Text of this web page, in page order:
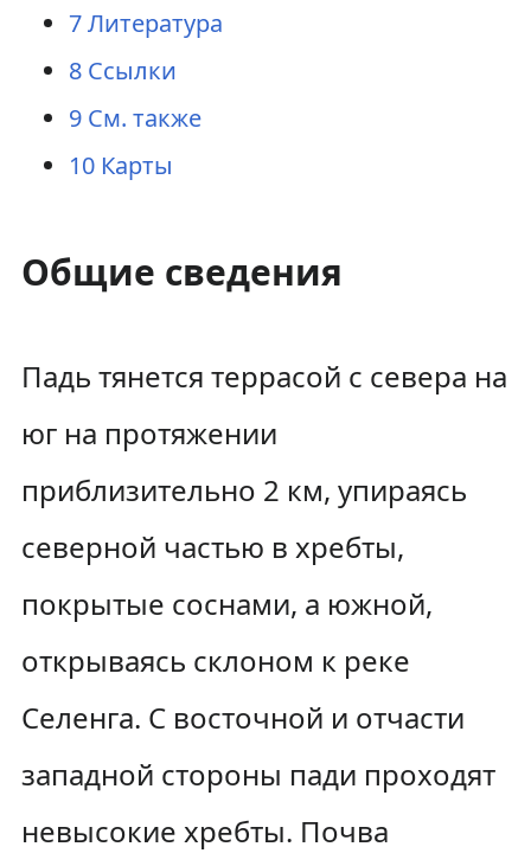
7Литература
8 Ссылки
9 См. также
10 Карты
Общие сведения
Падь тянется террасой с севера на
юг на протяжении
приблизительно 2 км, упираясь
северной частью в хребты,
покрытые соснами, а южной,
открываясь склоном к реке
Селенга. С восточной и отчасти
западной стороны пади проходят
невысокие хребты. Почва